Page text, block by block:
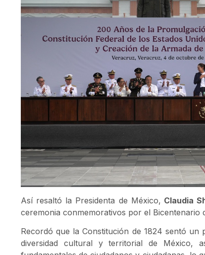
Así resaltó la Presidenta de México, Claudia
ceremonia conmemorativos por el Bicentenario
Recordó que la Constitución de 1824 sentó
diversidad cultural y territorial de México,